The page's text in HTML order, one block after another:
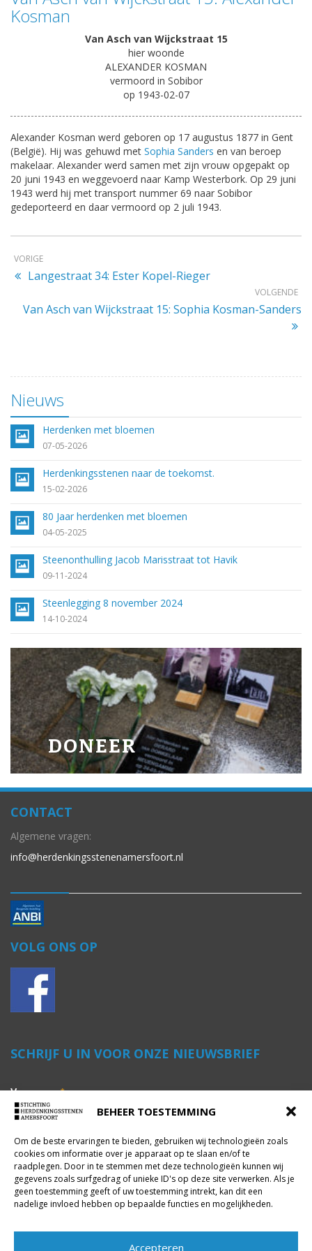
BEHEER TOESTEMMING
Om de beste ervaringen te bieden, gebruiken wij technologieën zoals
cookies om informatie over je apparaat op te slaan en/of te
raadplegen. Door in te stemmen met deze technologieën kunnen wij
gegevens zoals surfgedrag of unieke ID's op deze site verwerken. Als je
geen toestemming geeft of uw toestemming intrekt, kan dit een
nadelige invloed hebben op bepaalde functies en mogelijkheden.
Accepteren
Kosman
Van Asch van Wijckstraat 15
hier woonde
ALEXANDER KOSMAN
vermoord in Sobibor
op 1943-02-07
Alexander Kosman werd geboren op 17 augustus 1877 in Gent
(België). Hij was gehuwd met Sophia Sanders en van beroep
makelaar. Alexander werd samen met zijn vrouw opgepakt op
20 juni 1943 en weggevoerd naar Kamp Westerbork. Op 29 juni
1943 werd hij met transport nummer 69 naar Sobibor
gedeporteerd en daar vermoord op 2 juli 1943.
VORIGE
Langestraat 34: Ester Kopel-Rieger
VOLGENDE
Van Asch van Wijckstraat 15: Sophia Kosman-Sanders
Nieuws
Herdenken met bloemen
07-05-2026
Herdenkingsstenen naar de toekomst.
15-02-2026
80 Jaar herdenken met bloemen
04-05-2025
Steenonthulling Jacob Marisstraat tot Havik
09-11-2024
Steenlegging 8 november 2024
14-10-2024
DONEER
CONTACT
Algemene vragen:
info@herdenkingsstenenamersfoort.nl
VOLG ONS OP
SCHRIJF U IN VOOR ONZE NIEUWSBRIEF
Voornaam*
Achternaam*
E-mailadres*